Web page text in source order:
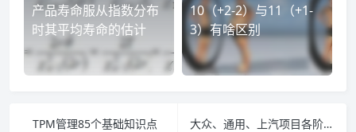
产品寿命服从指数分布
时其平均寿命的估计
10（+2-2）与11（+1-
3）有啥区别
TPM管理85个基础知识点
大众、通用、上汽项目各阶段提交资料一览